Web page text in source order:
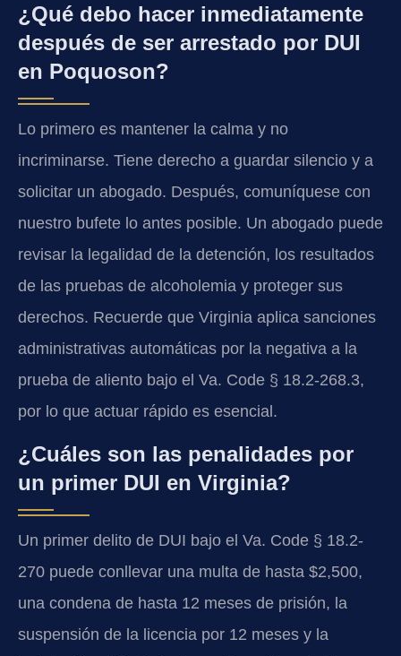
¿Qué debo hacer inmediatamente
después de ser arrestado por DUI
en Poquoson?
Lo primero es mantener la calma y no
incriminarse. Tiene derecho a guardar silencio y a
solicitar un abogado. Después, comuníquese con
nuestro bufete lo antes posible. Un abogado puede
revisar la legalidad de la detención, los resultados
de las pruebas de alcoholemia y proteger sus
derechos. Recuerde que Virginia aplica sanciones
administrativas automáticas por la negativa a la
prueba de aliento bajo el Va. Code § 18.2-268.3,
por lo que actuar rápido es esencial.
¿Cuáles son las penalidades por
un primer DUI en Virginia?
Un primer delito de DUI bajo el Va. Code § 18.2-
270 puede conllevar una multa de hasta $2,500,
una condena de hasta 12 meses de prisión, la
suspensión de la licencia por 12 meses y la